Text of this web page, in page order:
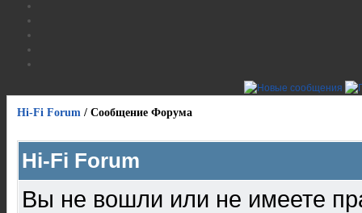
Hi-Fi Forum / Сообщение Форума
Hi-Fi Forum
Вы не вошли или не имеете